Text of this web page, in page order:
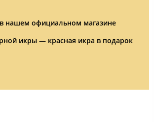
нашем официальном магазине
икры — красная икра в подарок